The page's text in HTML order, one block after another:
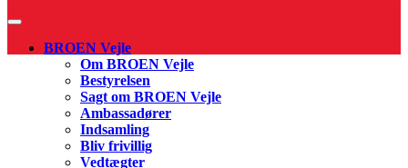
BROEN Vejle
Om BROEN Vejle
Bestyrelsen
Sagt om BROEN Vejle
Ambassadører
Indsamling
Bliv frivillig
Vedtægter